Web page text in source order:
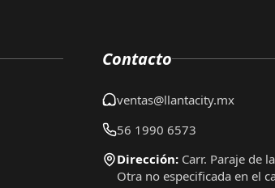
Contacto
ventas@llantacity.mx
56 1990 6573
Dirección: Carr. Paraje de
Otra no especificada en el